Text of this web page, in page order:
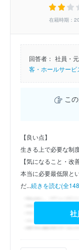
在籍時期：
回答者： 社員・
客・ホールサービ
この
【良い点】
生きる上で必要な制
【気になること・改
本当に必要最低限と
だ...続きを読む(全
社